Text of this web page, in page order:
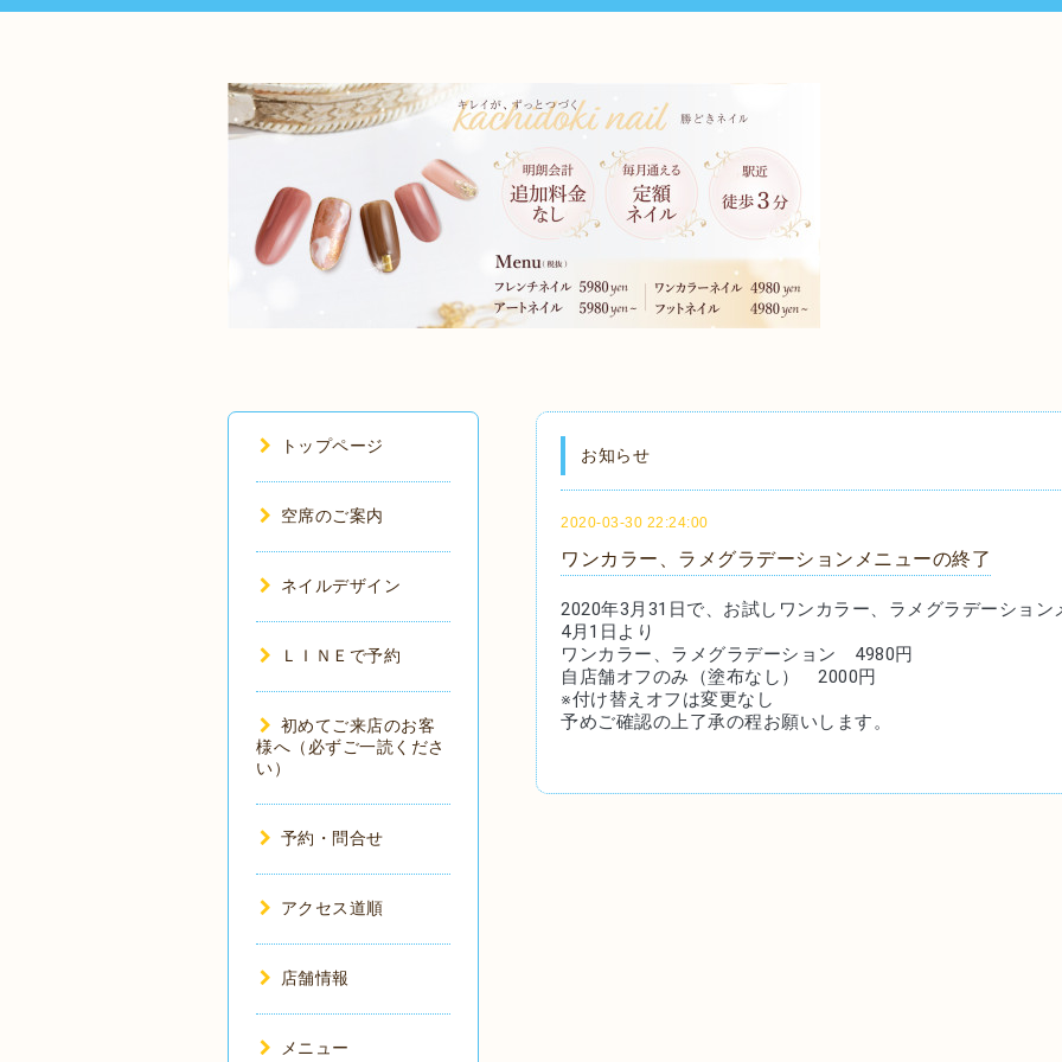
お知らせ
2020-03-30 22:24:00
ワンカラー、ラメグラデーションメニューの終了
2020年3月31日で、お試しワンカラー、ラメグラデーション
4月1日より
ワンカラー、ラメグラデーション　4980円
自店舗オフのみ（塗布なし）　2000円
※付け替えオフは変更なし
予めご確認の上了承の程お願いします。
トップページ
空席のご案内
ネイルデザイン
ＬＩＮＥで予約
初めてご来店のお客
様へ（必ずご一読くださ
い）
予約・問合せ
アクセス道順
店舗情報
メニュー